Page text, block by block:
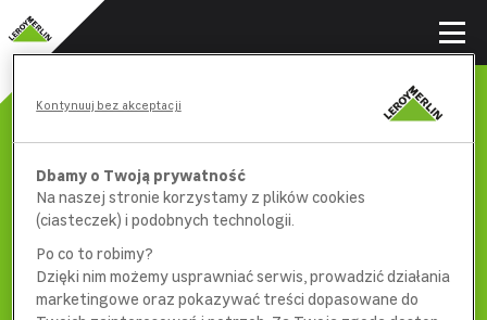
Dbamy o Twoją prywatność
Na naszej stronie korzystamy z plików cookies
(ciasteczek) i podobnych technologii.
Po co to robimy?
Dzięki nim możemy usprawniać serwis, prowadzić działania
marketingowe oraz pokazywać treści dopasowane do
Kontynuuj bez akceptacji